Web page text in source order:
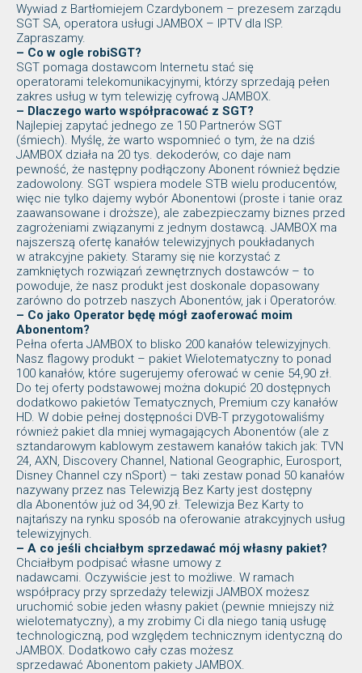
Wywiad z Bartłomiejem Czardybonem – prezesem zarządu
SGT SA, operatora usługi JAMBOX – IPTV dla ISP.
Zapraszamy.
– Co w ogle robiSGT?
SGT pomaga dostawcom Internetu stać się
operatorami telekomunikacyjnymi, którzy sprzedają pełen
zakres usług w tym telewizję cyfrową JAMBOX.
– Dlaczego warto współpracować z SGT?
Najlepiej zapytać jednego ze 150 Partnerów SGT
(śmiech). Myślę, że warto wspomnieć o tym, że na dziś
JAMBOX działa na 20 tys. dekoderów, co daje nam
pewność, że następny podłączony Abonent również będzie
zadowolony. SGT wspiera modele STB wielu producentów,
więc nie tylko dajemy wybór Abonentowi (proste i tanie oraz
zaawansowane i droższe), ale zabezpieczamy biznes przed
zagrożeniami związanymi z jednym dostawcą. JAMBOX ma
najszerszą ofertę kanałów telewizyjnych poukładanych
w atrakcyjne pakiety. Staramy się nie korzystać z
zamkniętych rozwiązań zewnętrznych dostawców – to
powoduje, że nasz produkt jest doskonale dopasowany
zarówno do potrzeb naszych Abonentów, jak i Operatorów.
– Co jako Operator będę mógł zaoferować moim
Abonentom?
Pełna oferta JAMBOX to blisko 200 kanałów telewizyjnych.
Nasz flagowy produkt – pakiet Wielotematyczny to ponad
100 kanałów, które sugerujemy oferować w cenie 54,90 zł.
Do tej oferty podstawowej można dokupić 20 dostępnych
dodatkowo pakietów Tematycznych, Premium czy kanałów
HD. W dobie pełnej dostępności DVB-T przygotowaliśmy
również pakiet dla mniej wymagających Abonentów (ale z
sztandarowym kablowym zestawem kanałów takich jak: TVN
24, AXN, Discovery Channel, National Geographic, Eurosport,
Disney Channel czy nSport) – taki zestaw ponad 50 kanałów
nazywany przez nas Telewizją Bez Karty jest dostępny
dla Abonentów już od 34,90 zł. Telewizja Bez Karty to
najtańszy na rynku sposób na oferowanie atrakcyjnych usług
telewizyjnych.
– A co jeśli chciałbym sprzedawać mój własny pakiet?
Chciałbym podpisać własne umowy z
nadawcami. Oczywiście jest to możliwe. W ramach
współpracy przy sprzedaży telewizji JAMBOX możesz
uruchomić sobie jeden własny pakiet (pewnie mniejszy niż
wielotematyczny), a my zrobimy Ci dla niego tanią usługę
technologiczną, pod względem technicznym identyczną do
JAMBOX. Dodatkowo cały czas możesz
sprzedawać Abonentom pakiety JAMBOX.